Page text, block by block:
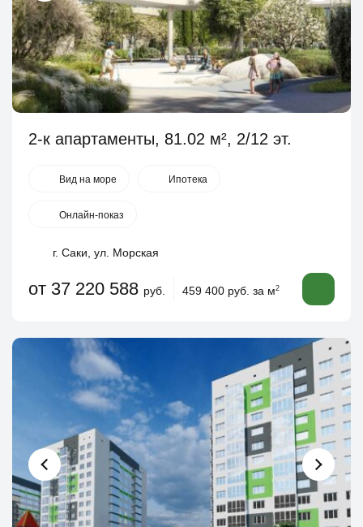
2-к апартаменты, 81.02 м², 2/12 эт.
Вид на море Ипотека
Онлайн-показ
г. Саки, ул. Морская
от 37 220 588 руб. 459 400 руб. за м2